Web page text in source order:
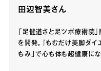
田辺智美さん
「足健道さと足ツボ療術院」
を開発。『もむだけ美脚ダイ
もみ」で心も体も超健康にな